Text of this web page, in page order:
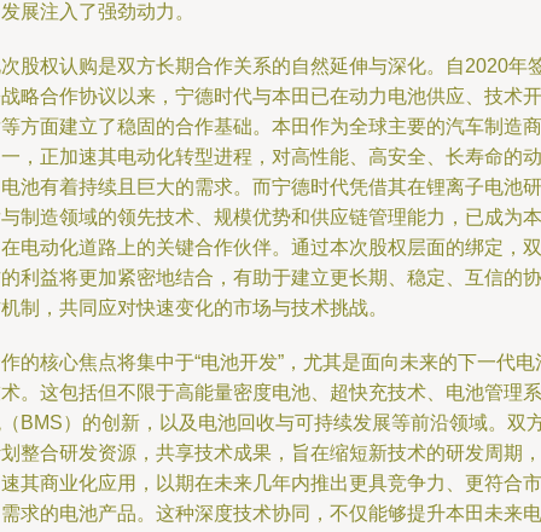
展注入了强劲动力。
股权认购是双方长期合作关系的自然延伸与深化。自2020年
略合作协议以来，宁德时代与本田已在动力电池供应、技术开
方面建立了稳固的合作基础。本田作为全球主要的汽车制造商
，正加速其电动化转型进程，对高性能、高安全、长寿命的动
池有着持续且巨大的需求。而宁德时代凭借其在锂离子电池研
制造领域的领先技术、规模优势和供应链管理能力，已成为本
电动化道路上的关键合作伙伴。通过本次股权层面的绑定，双
利益将更加紧密地结合，有助于建立更长期、稳定、互信的协
制，共同应对快速变化的市场与技术挑战。
的核心焦点将集中于“电池开发”，尤其是面向未来的下一代电
。这包括但不限于高能量密度电池、超快充技术、电池管理系
BMS）的创新，以及电池回收与可持续发展等前沿领域。双
整合研发资源，共享技术成果，旨在缩短新技术的研发周期，
其商业化应用，以期在未来几年内推出更具竞争力、更符合市
求的电池产品。这种深度技术协同，不仅能够提升本田未来电